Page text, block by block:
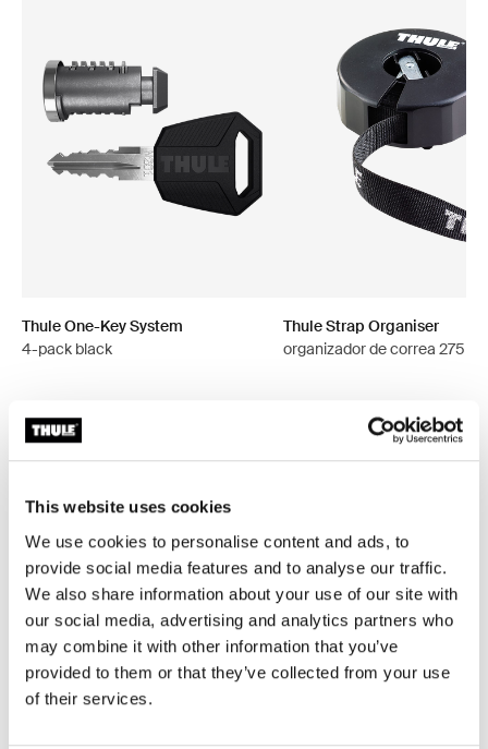
This website uses cookies
We use cookies to personalise content and ads, to
provide social media features and to analyse our traffic.
We also share information about your use of our site with
our social media, advertising and analytics partners who
may combine it with other information that you’ve
provided to them or that they’ve collected from your use
of their services.
Thule One-Key System
4-pack black
Thule Strap Organiser
organizador de correa 275
Toggle features
Todas las características
Toggle techspec
Especificaciones técnicas
Toggle guides and instructions
Instrucciones